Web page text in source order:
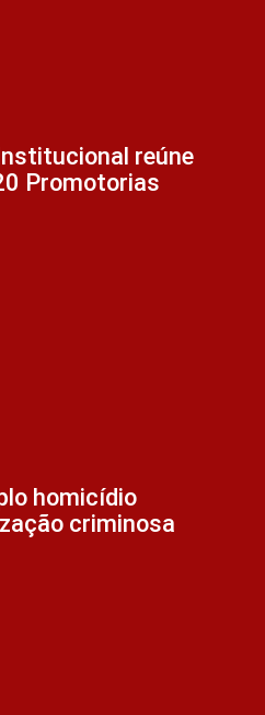
reúne
Promotorias
homicídio
criminosa